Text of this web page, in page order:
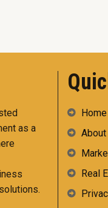
as a
Home
About
Real